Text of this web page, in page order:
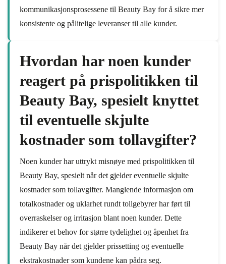
kommunikasjonsprosessene til Beauty Bay for å sikre mer
konsistente og pålitelige leveranser til alle kunder.
Hvordan har noen kunder
reagert på prispolitikken til
Beauty Bay, spesielt knyttet
til eventuelle skjulte
kostnader som tollavgifter?
Noen kunder har uttrykt misnøye med prispolitikken til
Beauty Bay, spesielt når det gjelder eventuelle skjulte
kostnader som tollavgifter. Manglende informasjon om
totalkostnader og uklarhet rundt tollgebyrer har ført til
overraskelser og irritasjon blant noen kunder. Dette
indikerer et behov for større tydelighet og åpenhet fra
Beauty Bay når det gjelder prissetting og eventuelle
ekstrakostnader som kundene kan pådra seg.